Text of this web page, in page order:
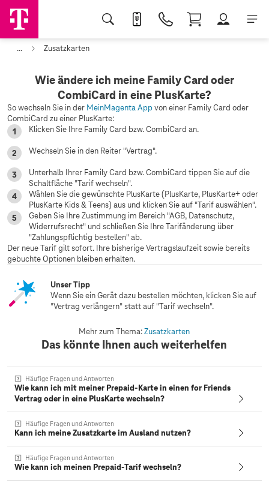
... Zusatzkarten
Wie ändere ich meine Family Card oder
CombiCard in eine PlusKarte?
So wechseln Sie in der MeinMagenta Appvon einer Family Card oder
CombiCard zu einer PlusKarte:
Klicken Sie Ihre Family Card bzw. CombiCard an.
Wechseln Sie in den Reiter "Vertrag".
Unterhalb Ihrer Family Card bzw. CombiCard tippen Sie auf die
Schaltfläche "Tarif wechseln".
Wählen Sie die gewünschte PlusKarte (PlusKarte, PlusKarte+ oder
PlusKarte Kids & Teens) aus und klicken Sie auf "Tarif auswählen".
Geben Sie Ihre Zustimmung im Bereich "AGB, Datenschutz,
Widerrufsrecht" und schließen Sie Ihre Tarifänderung über
"Zahlungspflichtig bestellen" ab.
Der neue Tarif gilt sofort. Ihre bisherige Vertragslaufzeit sowie bereits
gebuchte Optionen bleiben erhalten.
Unser Tipp
Wenn Sie ein Gerät dazu bestellen möchten, klicken Sie auf
"Vertrag verlängern" statt auf "Tarif wechseln".
Mehr zum Thema:Zusatzkarten
Das könnte Ihnen auch weiterhelfen
Häufige Fragen und Antworten
Wie kann ich mit meiner Prepaid-Karte in einen for Friends
Vertrag oder in eine PlusKarte wechseln?
Häufige Fragen und Antworten
Kann ich meine Zusatzkarte im Ausland nutzen?
Häufige Fragen und Antworten
Wie kann ich meinen Prepaid-Tarif wechseln?